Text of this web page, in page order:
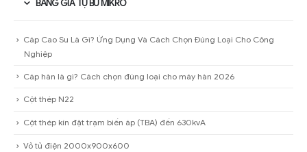
BẢNG GIÁ TỤ BÙ MIKRO
Cáp Cao Su Là Gì? Ứng Dụng Và Cách Chọn Đúng Loại Cho Công
Nghiệp
Cáp hàn là gì? Cách chọn đúng loại cho máy hàn 2026
Cột thép N22
Cột thép kín đặt trạm biến áp (TBA) đến 630kvA
Vỏ tủ điện 2000x900x600